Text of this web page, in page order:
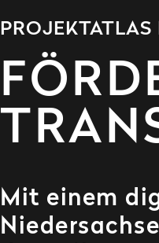
PROJEKTATLAS
Mit einem